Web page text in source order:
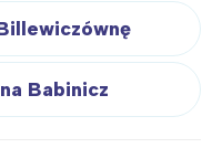
Babinicz
Południe